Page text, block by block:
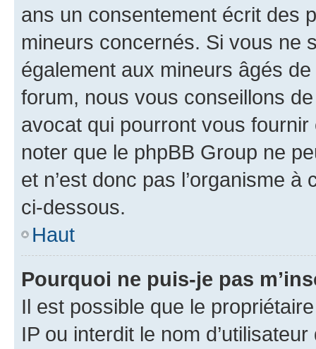
ans un consentement écrit des
mineurs concernés. Si vous ne
également aux mineurs âgés
forum, nous vous conseillons
avocat qui pourront vous
noter que le phpBB Group ne
et n’est donc pas l’organisme
ci-dessous.
Haut
Pourquoi ne puis-je pas
Il est possible que le
IP ou interdit le nom